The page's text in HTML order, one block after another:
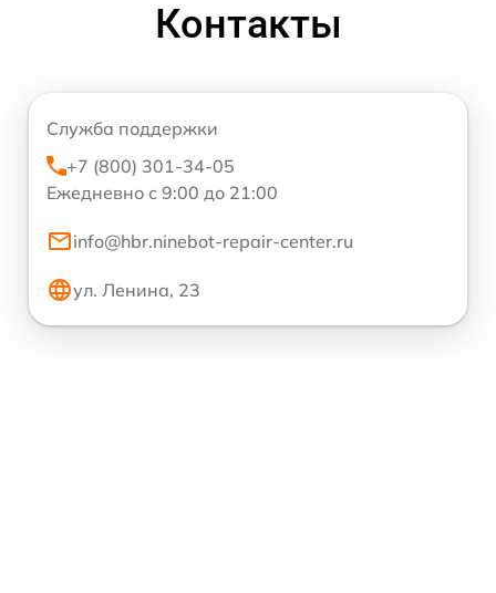
Контакты
Служба поддержки
+7 (800) 301-34-05
Ежедневно с 9:00 до 21:00
info@hbr.ninebot-repair-center.ru
ул. Ленина, 23